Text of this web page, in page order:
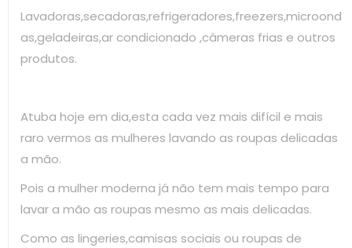
Lavadoras,secadoras,refrigeradores,freezers,microond
as,geladeiras,ar condicionado ,câmeras frias e outros
produtos.
Atuba hoje em dia,esta cada vez mais difícil e mais
raro vermos as mulheres lavando as roupas delicadas
a mão.
Pois a mulher moderna já não tem mais tempo para
lavar a mão as roupas mesmo as mais delicadas.
Como as lingeries,camisas sociais ou roupas de